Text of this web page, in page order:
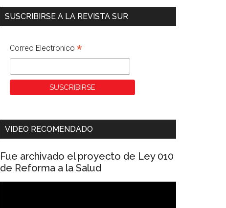
SUSCRIBIRSE A LA REVISTA SUR
Correo Electronico *
VIDEO RECOMENDADO
Fue archivado el proyecto de Ley 010
de Reforma a la Salud